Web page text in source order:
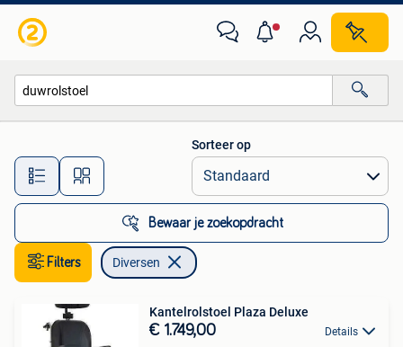
Alle afstanden…
Sorteer op
Bewaar je zoekopdracht
Filters Diversen
Kantelrolstoel Plaza Deluxe
€ 1.749,00 Details